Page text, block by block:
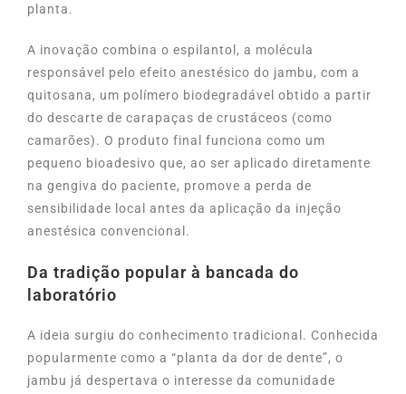
planta.
A inovação combina o espilantol, a molécula
responsável pelo efeito anestésico do jambu, com a
quitosana, um polímero biodegradável obtido a partir
do descarte de carapaças de crustáceos (como
camarões). O produto final funciona como um
pequeno bioadesivo que, ao ser aplicado diretamente
na gengiva do paciente, promove a perda de
sensibilidade local antes da aplicação da injeção
anestésica convencional.
Da tradição popular à bancada do
laboratório
A ideia surgiu do conhecimento tradicional. Conhecida
popularmente como a “planta da dor de dente”, o
jambu já despertava o interesse da comunidade